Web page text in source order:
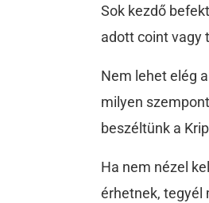
Sok kezdő
adott coint vagy
Nem lehet elég
milyen
beszéltünk a
Ha nem nézel
érhetnek, tegyél